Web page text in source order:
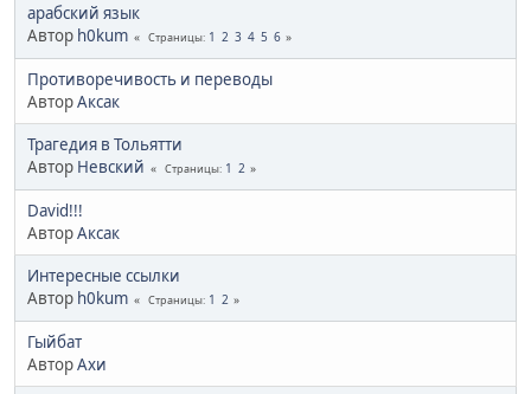
арабский язык
Автор h0kum Страницы 1 2 3 4 5 6
Противоречивость и переводы
АвторАксак
Трагедия в Тольятти
Автор Невский Страницы 1 2
David!!!
АвторАксак
Интересные ссылки
Автор h0kum Страницы 1 2
Гыйбат
АвторАхи